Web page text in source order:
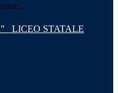
LICEO STATALE